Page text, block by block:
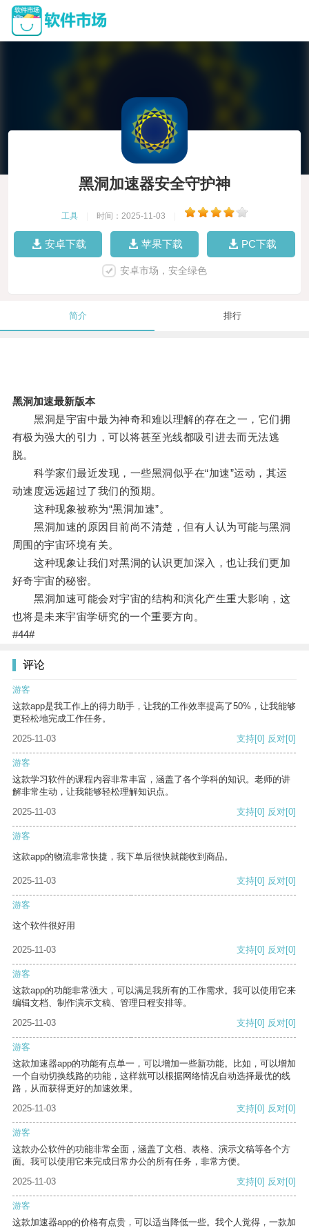
黑洞加速器安全守护神
工具 时间：2025-11-03
安卓下载 苹果下载 PC下载
安卓市场，安全绿色
简介 排行
黑洞加速最新版本
黑洞是宇宙中最为神奇和难以理解的存在之一，它们拥
有极为强大的引力，可以将甚至光线都吸引进去而无法逃
脱。
科学家们最近发现，一些黑洞似乎在“加速”运动，其运
动速度远远超过了我们的预期。
这种现象被称为“黑洞加速”。
黑洞加速的原因目前尚不清楚，但有人认为可能与黑洞
周围的宇宙环境有关。
这种现象让我们对黑洞的认识更加深入，也让我们更加
好奇宇宙的秘密。
黑洞加速可能会对宇宙的结构和演化产生重大影响，这
也将是未来宇宙学研究的一个重要方向。
#44#
评论
游客
这款app是我工作上的得力助手，让我的工作效率提高了50%，让我能够
更轻松地完成工作任务。
2025-11-03
支持[0] 反对[0]
游客
这款学习软件的课程内容非常丰富，涵盖了各个学科的知识。老师的讲
解非常生动，让我能够轻松理解知识点。
2025-11-03
支持[0] 反对[0]
游客
这款app的物流非常快捷，我下单后很快就能收到商品。
2025-11-03 支持[0] 反对[0]
游客
这个软件很好用
2025-11-03 支持[0] 反对[0]
游客
这款app的功能非常强大，可以满足我所有的工作需求。我可以使用它来
编辑文档、制作演示文稿、管理日程安排等。
2025-11-03
支持[0] 反对[0]
游客
这款加速器app的功能有点单一，可以增加一些新功能。比如，可以增加
一个自动切换线路的功能，这样就可以根据网络情况自动选择最优的线
路，从而获得更好的加速效果。
2025-11-03
支持[0] 反对[0]
游客
这款办公软件的功能非常全面，涵盖了文档、表格、演示文稿等各个方
面。我可以使用它来完成日常办公的所有任务，非常方便。
2025-11-03
支持[0] 反对[0]
游客
这款加速器app的价格有点贵，可以适当降低一些。我个人觉得，一款加